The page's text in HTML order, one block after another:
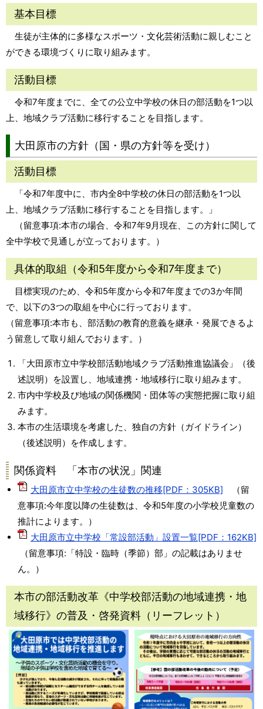
基本目標
生徒が主体的に多様なスポーツ・文化芸術活動に親しむこと
ができる環境づくりに取り組みます。
活動目標
令和7年度までに、全ての公立中学校の休日の部活動を1つ以
上、地域クラブ活動に移行することを目指します。
大田原市の方針（国・県の方針等を受け）
活動目標
「令和7年度中に、市内全8中学校の休日の部活動を1つ以
上、地域クラブ活動に移行することを目指します。」
（留意事項:本市の場合、令和7年9月現在、この方針に関して
全中学校で見通しが立っております。）
具体的取組（令和5年度から令和7年度まで）
目標実現のため、令和5年度から令和7年度までの3か年間
で、以下の3つの取組を中心に行っております。
（留意事項:本市も、部活動の教育的意義を継承・発展できるよ
う留意して取り組んでおります。）
「大田原市立中学校部活動地域クラブ活動推進協議会」（後
述説明）を設置し、地域連携・地域移行に取り組みます。
市内中学校及び地域の関係機関・団体等の実態把握に取り組
みます。
本市の生活環境を考慮した、独自の方針（ガイドライン）
（後述説明）を作成します。
関係資料 「本市の状況」関連
大田原市立中学校の生徒数の推移[PDF：305KB] （留
意事項:今年度以降の生徒数は、令和5年度の小学校児童数の
推計によります。）
大田原市立中学校「常設部活動」設置一覧[PDF：162KB]
（留意事項:「特設・臨時（季節）部」の記載はありませ
ん。）
本市の部活動改革《中学校部活動の地域連携・地
域移行》の普及・啓発資料（リーフレット）